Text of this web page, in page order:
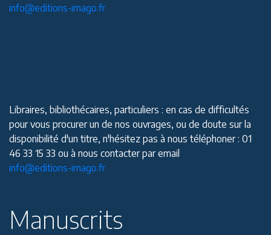
info@editions-imago.fr
Libraires, bibliothécaires, particuliers : en cas de difficultés
pour vous procurer un de nos ouvrages, ou de doute sur la
disponibilité d'un titre, n'hésitez pas à nous téléphoner : 01
46 33 15 33 ou à nous contacter par email
info@editions-imago.fr
Manuscrits